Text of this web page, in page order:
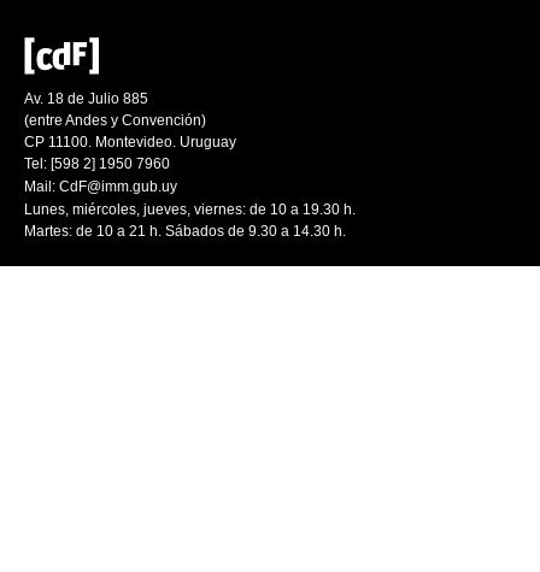
Av. 18 de Julio 885
(entre Andes y Convención)
CP 11100. Montevideo. Uruguay
Tel: [598 2] 1950 7960
Mail: CdF@imm.gub.uy
Lunes, miércoles, jueves, viernes: de 10 a 19.30 h.
Martes: de 10 a 21 h. Sábados de 9.30 a 14.30 h.